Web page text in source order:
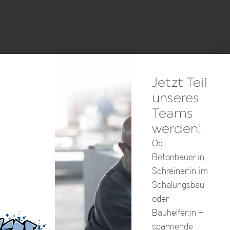
Jetzt Teil
unseres
Teams
werden!
Ob
Betonbauer:in,
Schreiner:in im
Schalungsbau
oder
Bauhelfer:in –
spannende